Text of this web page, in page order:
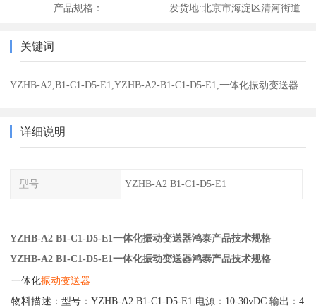
产品规格： 发货地:北京市海淀区清河街道
关键词
YZHB-A2,B1-C1-D5-E1,YZHB-A2-B1-C1-D5-E1,一体化振动变送器
详细说明
型号 YZHB-A2 B1-C1-D5-E1
YZHB-A2 B1-C1-D5-E1一体化振动变送器鸿泰产品技术规格
YZHB-A2 B1-C1-D5-E1一体化振动变送器鸿泰产品技术规格
一体化振动变送器
物料描述：型号：YZHB-A2 B1-C1-D5-E1 电源：10-30vDC 输出：4